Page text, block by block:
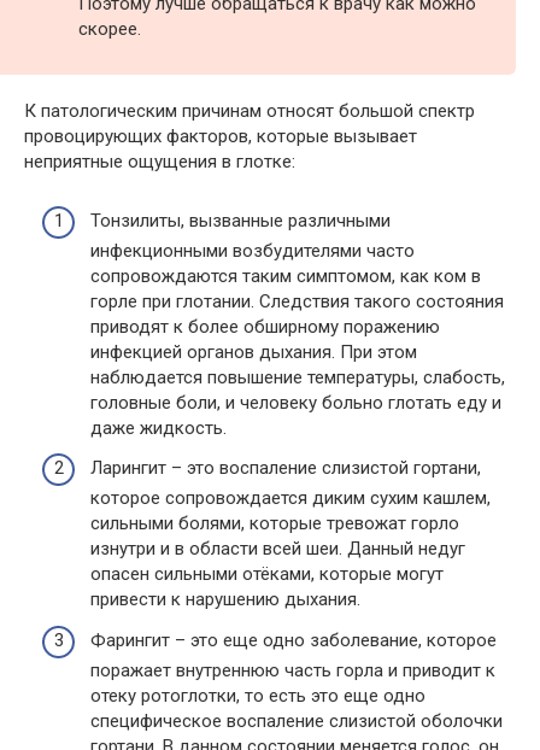
скорее.
К патологическим причинам относят большой спектр
провоцирующих факторов, которые вызывает
неприятные ощущения в глотке:
Тонзилиты, вызванные различными
инфекционными возбудителями часто
сопровождаются таким симптомом, как ком в
горле при глотании. Следствия такого состояния
приводят к более обширному поражению
инфекцией органов дыхания. При этом
наблюдается повышение температуры, слабость,
головные боли, и человеку больно глотать еду и
даже жидкость.
Ларингит – это воспаление слизистой гортани,
которое сопровождается диким сухим кашлем,
сильными болями, которые тревожат горло
изнутри и в области всей шеи. Данный недуг
опасен сильными отёками, которые могут
привести к нарушению дыхания.
Фарингит – это еще одно заболевание, которое
поражает внутреннюю часть горла и приводит к
отеку ротоглотки, то есть это еще одно
специфическое воспаление слизистой оболочки